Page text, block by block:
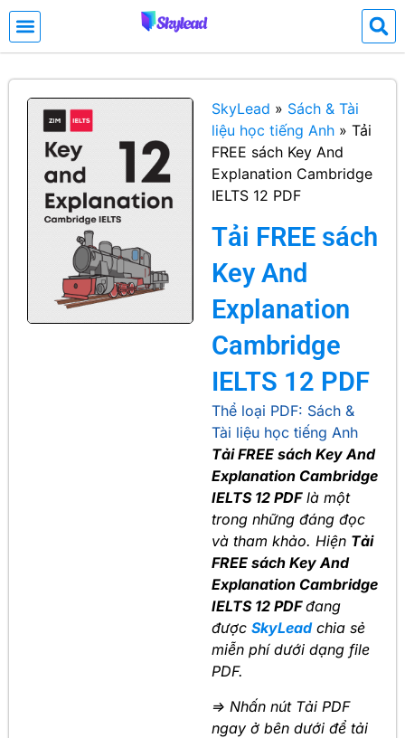
SkyLead » Sách & Tài
liệu học tiếng Anh » Tải
FREE sách Key And
Explanation Cambridge
IELTS 12 PDF
Tải FREE sách
Key And
Explanation
Cambridge
IELTS 12 PDF
Thể loại PDF: Sách &
Tài liệu học tiếng Anh
Tải FREE sách Key And
Explanation Cambridge
IELTS 12 PDFlà một
trong những đáng đọc
và tham khảo. Hiện Tải
FREE sách Key And
Explanation Cambridge
IELTS 12 PDFđang
được SkyLeadchia sẻ
miễn phí dưới dạng file
PDF.
=> Nhấn nút Tải PDF
ngay ở bên dưới để tải